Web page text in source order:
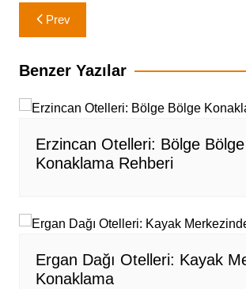
Yazı
gezinmesi
Prev
Benzer Yazılar
Erzincan Otelleri: Bölge Bölge
Konaklama Rehberi
Ergan Dağı Otelleri: Kayak
Konaklama